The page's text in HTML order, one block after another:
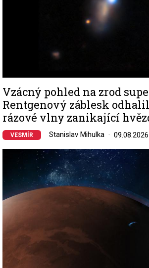
Vzácný pohled na zrod
Rentgenový záblesk
rázové vlny zanikající
VESMÍR Stanislav Mihulka 09.08.2026
Image